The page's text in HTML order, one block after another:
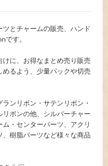
とチャームの販売、ハンド
です。
に、お得なまとめ売り販売
るよう、少量パックや切売
ンリボン・サテンリボン・
ボンの他、シルバーチャー
・センターパーツ、アクリ
樹脂パーツなど様々な商品